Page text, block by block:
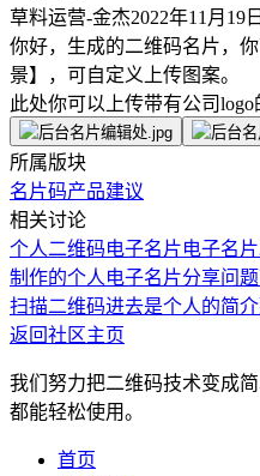
草料运营-金杰2022年11月19日
你好，生成的二维码名片，
景】，可自定义上传图案。
此处你可以上传带有公司logo
所属版块
名片码产品建议
相关讨论
个人二维码电子名片电子名
制作的个人电子名片分享问题
扫描二维码进去是个人的简
返回社区主页
我们努力把二维码技术变成
都能轻松使用。
首页